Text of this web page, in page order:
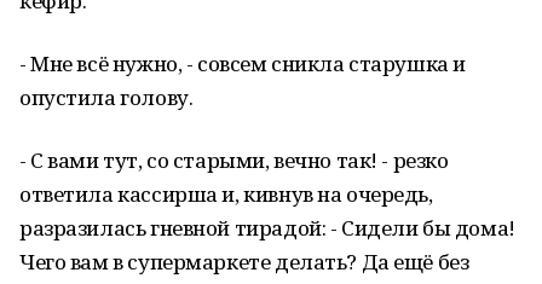
- Мне всё нужно, - совсем сникла старушка и
опустила голову.
- С вами тут, со старыми, вечно так! - резко
ответила кассирша и, кивнув на очередь,
разразилась гневной тирадой: - Сидели бы дома!
Чего вам в супермаркете делать? Да ещё без